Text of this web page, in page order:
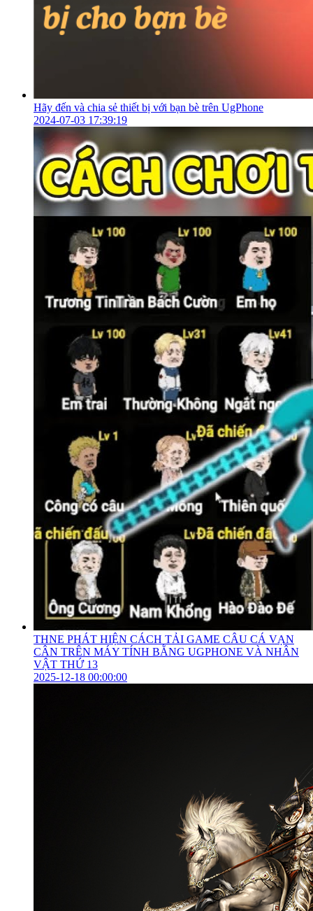
Hãy đến và chia sẻ thiết bị với bạn bè trên UgPhone
2024-07-03 17:39:19
THNE PHÁT HIỆN CÁCH TẢI GAME CÂU CÁ VẠN
CÂN TRÊN MÁY TÍNH BẰNG UGPHONE VÀ NHÂN
VẬT THỨ 13
2025-12-18 00:00:00